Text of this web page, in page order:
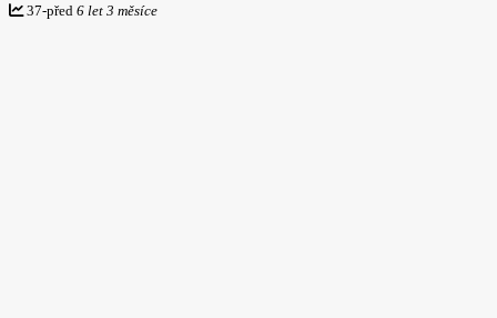
37-před 6 let 3 měsíce